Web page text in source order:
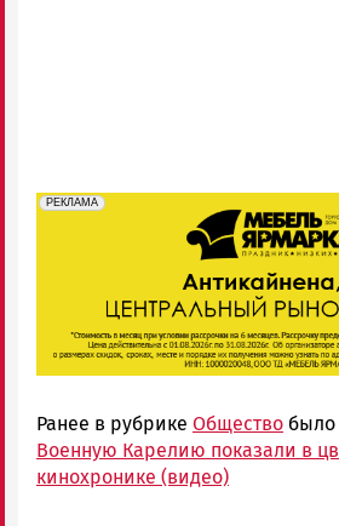
erid: 2SDnjeFymr3
РЕКЛАМА
Реклама
Ранее в рубрике Общество было
Военную Карелию показали в
кинохронике (видео)